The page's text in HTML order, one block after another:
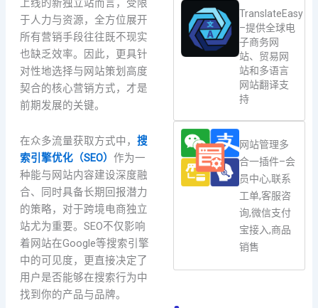
上线的新独立站而言，受限
于人力与资源，全方位展开
所有营销手段往往既不现实
也缺乏效率。因此，更具针
对性地选择与网站策划高度
契合的核心营销方式，才是
前期发展的关键。
在众多流量获取方式中， 搜
索引擎优化（SEO） 作为一
种能与网站内容建设深度融
合、同时具备长期回报潜力
的策略，对于跨境电商独立
站尤为重要。SEO不仅影响
着网站在Google等搜索引擎
中的可见度，更直接决定了
用户是否能够在搜索行为中
找到你的产品与品牌。
TranslateEasy
–提供全球电
子商务网
站、贸易网
站和多语言
网站翻译支
持
网站管理多
合一插件–会
员中心,联系
工单,客服咨
询,微信支付
宝接入,商品
销售